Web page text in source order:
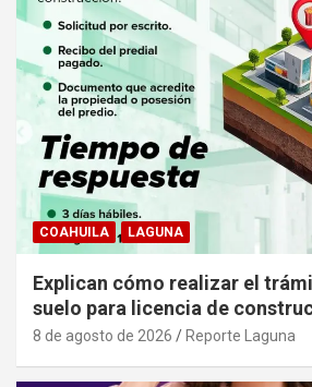
COAHUILA LAGUNA
Explican cómo realizar el
suelo para licencia de
8 de agosto de 2026 Reporte Laguna